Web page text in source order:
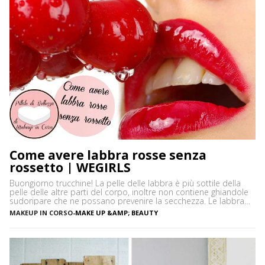
Come avere labbra rosse senza
rossetto | WEGIRLS
Buongiorno trucchine! La pelle delle labbra è più sottile della
pelle delle altre parti del corpo, inoltre non contiene ghiandole
sudoripare che ne possano prevenire la secchezza. Le labbra
sono sensibili alle aggressioni ambientali e spesso possono
diventare scure o sbiadite soprattutto a causa dell’esposizione
MAKEUP IN CORSO-MAKE UP &AMP; BEAUTY